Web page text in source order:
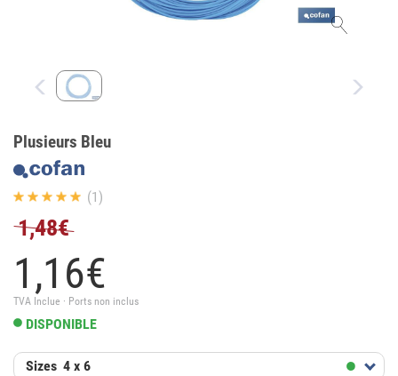
Plusieurs Bleu
(1)
1,48€
1,16€
TVA Inclue · Ports non inclus
DISPONIBLE
Sizes 4 x 6